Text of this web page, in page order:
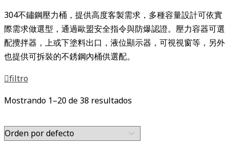
304不鏽鋼壓力桶，提供高度客製需求，多種容量設計可依實
際需求做選型，通過歐盟安全指令與防爆認證。壓力容器可選
配攪拌器，上或下塗料出口，液位顯示器，可視視窗等，另外
也提供可拆裝的不銹鋼內桶供選配。
filtro
Mostrando 1–20 de 38 resultados